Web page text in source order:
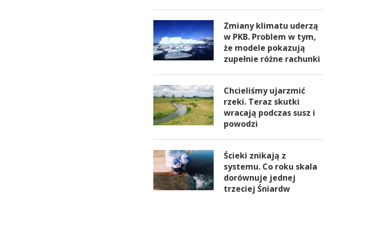
Zmiany klimatu uderzą
w PKB. Problem w tym,
że modele pokazują
zupełnie różne rachunki
Chcieliśmy ujarzmić
rzeki. Teraz skutki
wracają podczas susz i
powodzi
Ścieki znikają z
systemu. Co roku skala
dorównuje jednej
trzeciej Śniardw